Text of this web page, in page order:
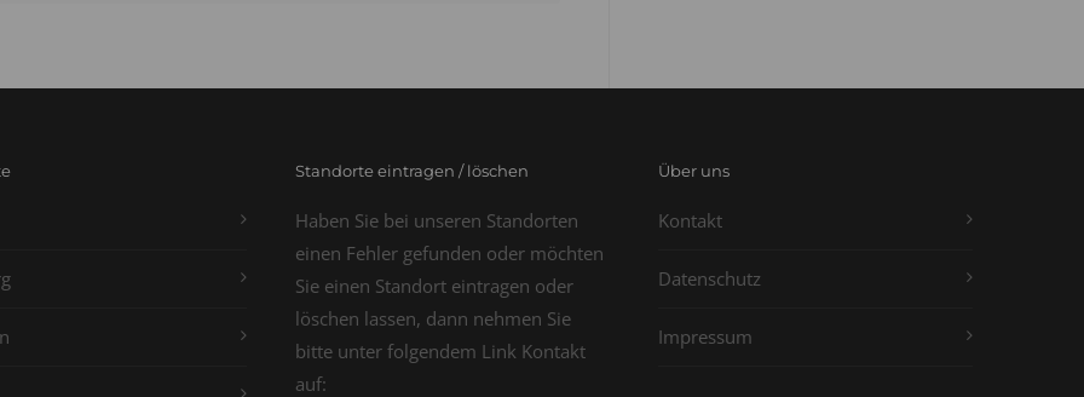
Standorte eintragen / löschen
Haben Sie bei unseren Standorten
einen Fehler gefunden oder möchten
Sie einen Standort eintragen oder
löschen lassen, dann nehmen Sie
bitte unter folgendem Link Kontakt
auf:
Über uns
Kontakt
Datenschutz
Impressum